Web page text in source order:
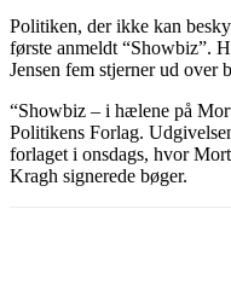
Politiken, der ikke kan
første anmeldt “Showbiz”.
Jensen fem stjerner ud over
“Showbiz – i hælene på
Politikens Forlag.
forlaget i onsdags, hvor
Kragh signerede bøger.